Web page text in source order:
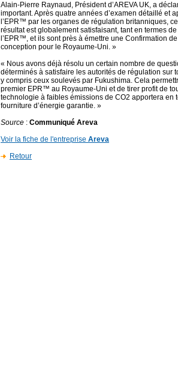
Alain-Pierre Raynaud, Président d’AREVA UK, a
important. Après quatre années d’examen détaillé et
l’EPR™ par les organes de régulation britanniques,
résultat est globalement satisfaisant, tant en termes
l’EPR™, et ils sont près à émettre une Confirmation
conception pour le Royaume-Uni. »
« Nous avons déjà résolu un certain nombre de
déterminés à satisfaire les autorités de régulation sur
y compris ceux soulevés par Fukushima. Cela
premier EPR™ au Royaume-Uni et de tirer profit de
technologie à faibles émissions de CO2 apportera en
fourniture d’énergie garantie. »
Source : Communiqué Areva
Voir la fiche de l'entreprise Areva
Retour